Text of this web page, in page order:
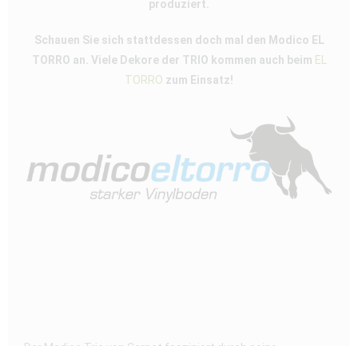
produziert.
Schauen Sie sich stattdessen doch mal den Modico EL
TORRO an. Viele Dekore der TRIO kommen auch beim EL
TORRO zum Einsatz!